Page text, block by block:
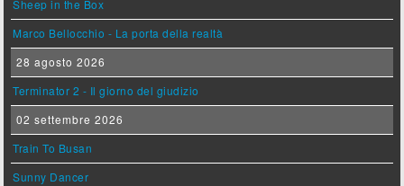
Sheep in the Box
Marco Bellocchio - La porta della realtà
28 agosto 2026
Terminator 2 - Il giorno del giudizio
02 settembre 2026
Train To Busan
Sunny Dancer